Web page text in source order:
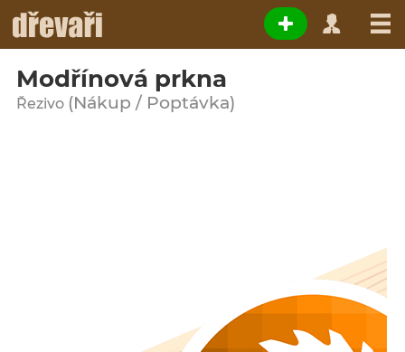
Modřínová prkna
Řezivo (Nákup / Poptávka)